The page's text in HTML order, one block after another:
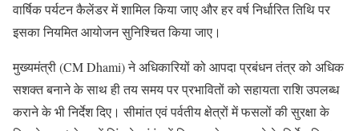
वार्षिक पर्यटन कैलेंडर में शामिल किया जाए और हर वर्ष निर्धारित तिथि पर
इसका नियमित आयोजन सुनिश्चित किया जाए।
मुख्यमंत्री (CM Dhami) ने अधिकारियों को आपदा प्रबंधन तंत्र को अधिक
सशक्त बनाने के साथ ही तय समय पर प्रभावितों को सहायता राशि उपलब्ध
कराने के भी निर्देश दिए। सीमांत एवं पर्वतीय क्षेत्रों में फसलों की सुरक्षा के